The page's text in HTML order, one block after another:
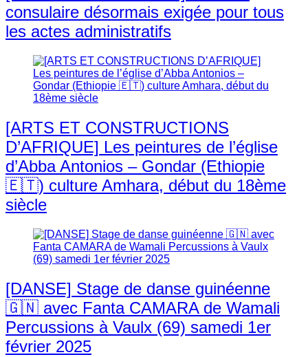
consulaire désormais exigée pour tous
les actes administratifs
[ARTS ET CONSTRUCTIONS
D’AFRIQUE] Les peintures de l’église
d’Abba Antonios – Gondar (Ethiopie
🇪🇹) culture Amhara, début du 18ème
siècle
[DANSE] Stage de danse guinéenne
🇬🇳 avec Fanta CAMARA de Wamali
Percussions à Vaulx (69) samedi 1er
février 2025